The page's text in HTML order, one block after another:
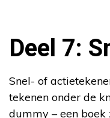
Deel 7:
Snel- of
tekenen onder de
dummy – een boek